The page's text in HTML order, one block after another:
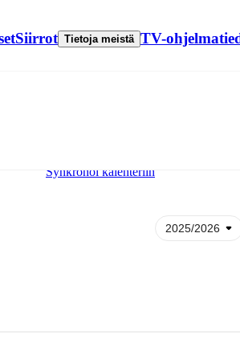
Siirrot Tietoja meistä TV-
Synkronoi kalenteriin